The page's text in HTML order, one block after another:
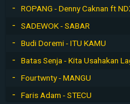
ROPANG - Denny Caknan ft
SADEWOK - SABAR
Budi Doremi - ITU KAMU
Batas Senja - Kita Usahakan
Fourtwnty - MANGU
Faris Adam - STECU